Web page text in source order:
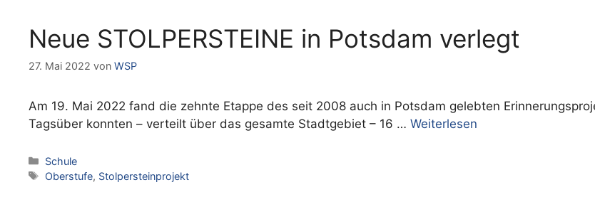
Neue STOLPERSTEINE in Potsdam verlegt
27. Mai 2022 von WSP
Am 19. Mai 2022 fand die zehnte Etappe des seit 2008 auch in Potsdam gelebten
Tagsüber konnten – verteilt über das gesamte Stadtgebiet – 16 … Weiterlesen
Kategorien
Schule
Schlagwörter
Oberstufe, Stolpersteinprojekt